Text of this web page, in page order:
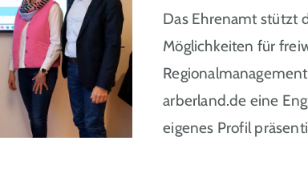
Das Ehrenamt stützt
Möglichkeiten für
arberland.de eine
eigenes Profil